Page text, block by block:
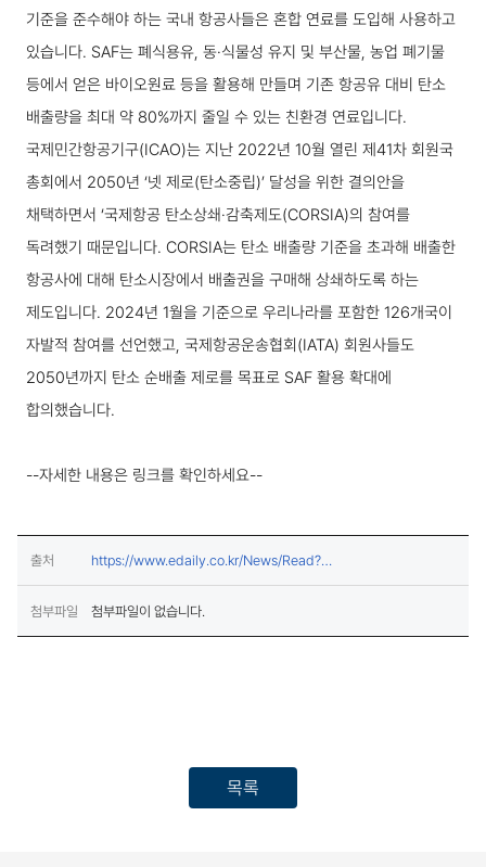
기준을 준수해야 하는 국내 항공사들은 혼합 연료를 도입해 사용하고
있습니다. SAF는 폐식용유, 동·식물성 유지 및 부산물, 농업 폐기물
등에서 얻은 바이오원료 등을 활용해 만들며 기존 항공유 대비 탄소
배출량을 최대 약 80%까지 줄일 수 있는 친환경 연료입니다.
국제민간항공기구(ICAO)는 지난 2022년 10월 열린 제41차 회원국
총회에서 2050년 ‘넷 제로(탄소중립)’ 달성을 위한 결의안을
채택하면서 ‘국제항공 탄소상쇄·감축제도(CORSIA)의 참여를
독려했기 때문입니다. CORSIA는 탄소 배출량 기준을 초과해 배출한
항공사에 대해 탄소시장에서 배출권을 구매해 상쇄하도록 하는
제도입니다. 2024년 1월을 기준으로 우리나라를 포함한 126개국이
자발적 참여를 선언했고, 국제항공운송협회(IATA) 회원사들도
2050년까지 탄소 순배출 제로를 목표로 SAF 활용 확대에
합의했습니다.
--자세한 내용은 링크를 확인하세요--
출처
https://www.edaily.co.kr/News/Read?
newsId=01492406642394256&mediaCodeNo=257&Out
LnkChk=Y
(새창열림)
첨부파일 첨부파일이 없습니다.
목록